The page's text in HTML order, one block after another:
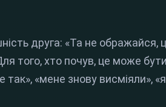
друга: «Та не ображайся,
того, хто почув, це може
«мене знову висміяли»,